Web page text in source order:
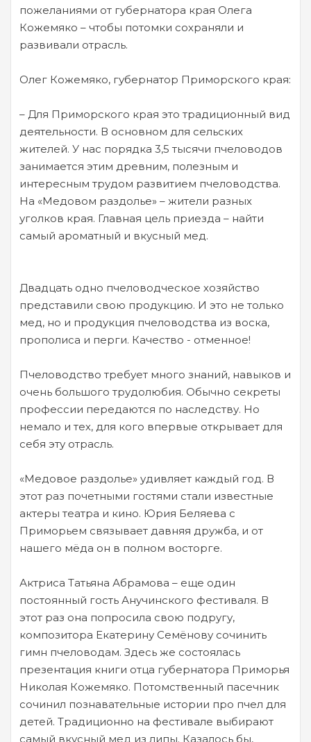
пожеланиями от губернатора края Олега
Кожемяко – чтобы потомки сохраняли и
развивали отрасль.
Олег Кожемяко, губернатор Приморского края:
– Для Приморского края это традиционный вид
деятельности. В основном для сельских
жителей. У нас порядка 3,5 тысячи пчеловодов
занимается этим древним, полезным и
интересным трудом развитием пчеловодства.
На «Медовом раздолье» – жители разных
уголков края. Главная цель приезда – найти
самый ароматный и вкусный мед.
Двадцать одно пчеловодческое хозяйство
представили свою продукцию. И это не только
мед, но и продукция пчеловодства из воска,
прополиса и перги. Качество - отменное!
Пчеловодство требует много знаний, навыков и
очень большого трудолюбия. Обычно секреты
профессии передаются по наследству. Но
немало и тех, для кого впервые открывает для
себя эту отрасль.
«Медовое раздолье» удивляет каждый год. В
этот раз почетными гостями стали известные
актеры театра и кино. Юрия Беляева с
Приморьем связывает давняя дружба, и от
нашего мёда он в полном восторге.
Актриса Татьяна Абрамова – еще один
постоянный гость Анучинского фестиваля. В
этот раз она попросила свою подругу,
композитора Екатерину Семёнову сочинить
гимн пчеловодам. Здесь же состоялась
презентация книги отца губернатора Приморья
Николая Кожемяко. Потомственный пасечник
сочинил познавательные истории про пчел для
детей. Традиционно на фестивале выбирают
самый вкусный мед из липы. Казалось бы,